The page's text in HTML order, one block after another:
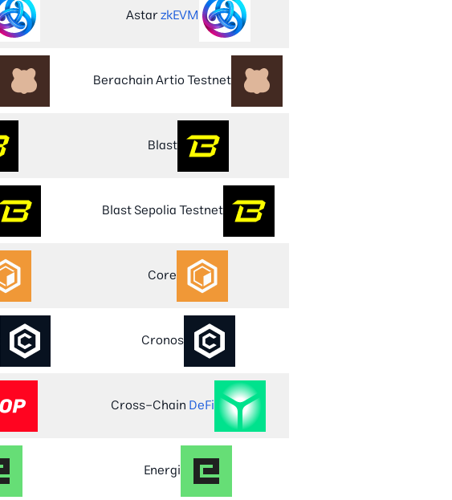
AstarzkEVM
Berachain Artio Testnet
Blast
Blast Sepolia Testnet
Core
Cronos
Cross-ChainDeFi
Energi